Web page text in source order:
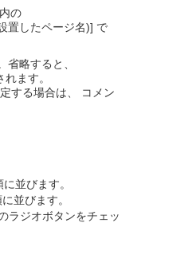
の
置したページ名)] で
略すると、
ます。
する場合は、 コメン
並びます。
並びます。
ラジオボタンをチェッ